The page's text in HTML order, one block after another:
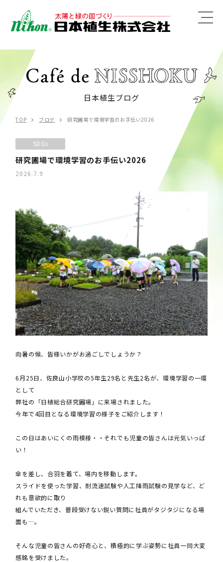
MENU
日本植生ブログ
TOP ブログ 研究圃場で環境学習のお手伝い2026
SDGs
研究圃場で環境学習のお手伝い2026
2026.7.9
向暑の候、皆様いかがお過ごしでしょうか？
6月25日、佐良山小学校の5年生29名と先生2名が、環境学習の一環
として
弊社の「日植総合研究圃場」に来場されました。
今年で4回目となる環境学習の様子をご紹介します！
この日はあいにくの雨模様・・それでも児童の皆さんは元気いっぱ
い！
傘を差し、合羽を着て、場内を移動します。
スライドを使った学習、耐流速試験や人工降雨試験の見学など、ど
れも意欲的に取り
組んでいただき、普段受けない鋭い質問に社員がタジタジになる場
面も…。
そんな児童の皆さんの好奇心と、積極的に学ぶ姿勢に社員一同大変
感銘を受けました。